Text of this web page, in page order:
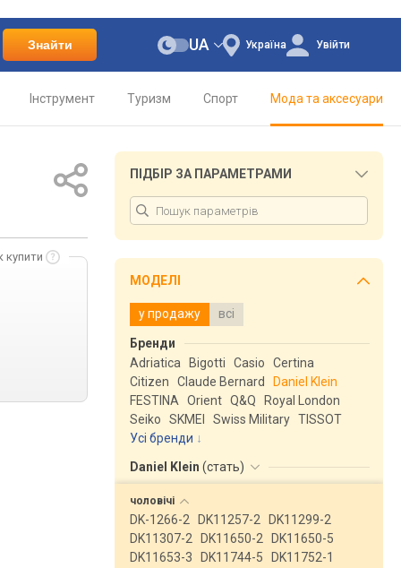
Знайти Україна
UA Увійти
Інструмент Туризм Спорт Мода та аксесуари
купити
ПІДБІР ЗА ПАРАМЕТРАМИ
МОДЕЛІ
у продажу всі
Бренди
Adriatica
Bigotti Casio
Certina
Citizen
Claude Bernard
Daniel Klein
FESTINA
Orient Q&Q
Royal London
Seiko
SKMEI Swiss Military TISSOT
Усі бренди
Daniel Klein (стать)
чоловічі
DK-1266-2 DK11257-2
DK11299-2
DK11307-2
DK11650-2
DK11650-5
DK11653-3
DK11744-5
DK11752-1